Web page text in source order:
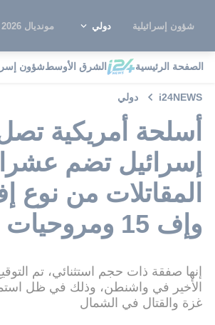
شؤون إسرائيلية دولي مونديال 2026
الصفحة الرئيسية الشرق الأوسطشؤون
i24NEWS دولي
أسلحة أمريكية
إسرائيل تضم
وإف 15 ومروحيات أباتشي
إنها صفقة ذات حجم استثنائي، تم
الأخير في واشنطن، وذلك في ظل
غزة والقتال في الشمال